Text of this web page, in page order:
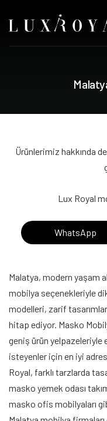
Malaty
Ürünlerimiz hakkında
Lux Royal
WhatsApp
Malatya, modern yaşam
mobilya seçenekleriyle
modelleri, zarif
hitap ediyor. Masko
geniş ürün
isteyenler için en iyi
Royal, farklı tarzlarda
masko yemek odası
masko ofis mobilyaları